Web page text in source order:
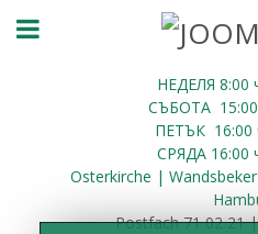
НЕДЕЛЯ 8:00
СЪБОТА 15:00
ПЕТЪК 16:00
СРЯДА 16:00
Osterkirche |
Postfach 71 02 21